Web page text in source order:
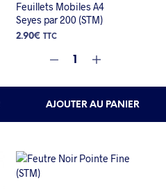
Feuillets Mobiles A4
Seyes par 200 (STM)
2.90€ TTC
AJOUTER AU PANIER